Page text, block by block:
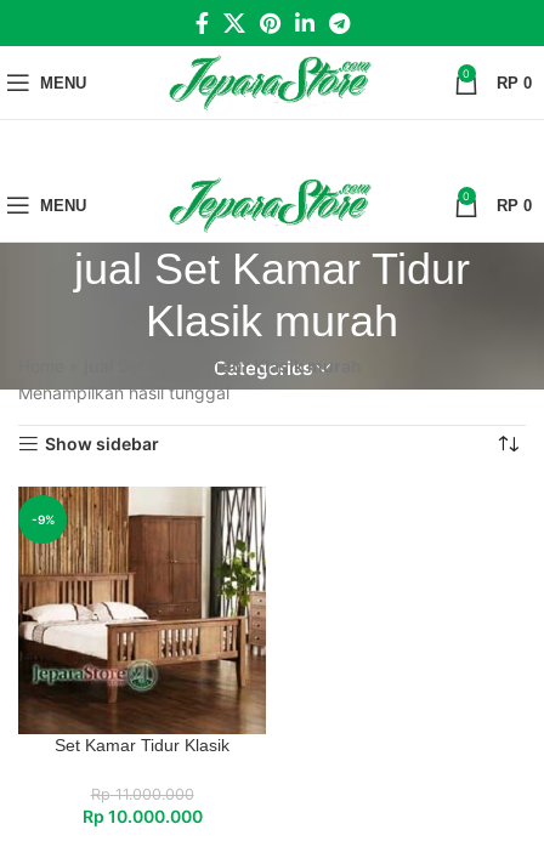
MENU 0 RP 0
MENU 0 RP 0
jual Set Kamar Tidur
Klasik murah
Categories
jual Set Kamar Tidur Klasik murah
Menampilkan hasil tunggal
Show sidebar
-9%
Set Kamar Tidur Klasik
Rp11.000.000
Rp 10.000.000